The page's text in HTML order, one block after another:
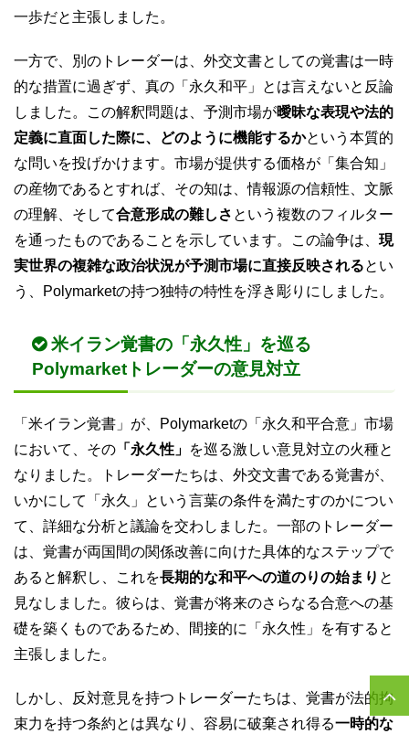
一歩だと主張しました。
一方で、別のトレーダーは、外交文書としての覚書は一時
的な措置に過ぎず、真の「永久和平」とは言えないと反論
しました。この解釈問題は、予測市場が曖昧な表現や法的
定義に直面した際に、どのように機能するかという本質的
な問いを投げかけます。市場が提供する価格が「集合知」
の産物であるとすれば、その知は、情報源の信頼性、文脈
の理解、そして合意形成の難しさ という複数のフィルター
を通ったものであることを示しています。この論争は、 現
実世界の複雑な政治状況が予測市場に直接反映されるとい
う、Polymarketの持つ独特の特性を浮き彫りにしました。
米イラン覚書の「永久性」を巡る
Polymarketトレーダーの意見対立
「米イラン覚書」が、Polymarketの「永久和平合意」市場
において、その 「永久性」
を巡る激しい意見対立の火種と
なりました。トレーダーたちは、外交文書である覚書が、
いかにして「永久」という言葉の条件を満たすのかについ
て、詳細な分析と議論を交わしました。一部のトレーダー
は、覚書が両国間の関係改善に向けた具体的なステップで
あると解釈し、これを長期的な和平への道のりの始まり と
見なしました。彼らは、覚書が将来のさらなる合意への基
礎を築くものであるため、間接的に「永久性」を有すると
主張しました。
しかし、反対意見を持つトレーダーたちは、覚書が法的拘
束力を持つ条約とは異なり、容易に破棄され得る一時的な